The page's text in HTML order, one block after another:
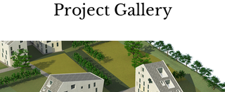
Project Gallery